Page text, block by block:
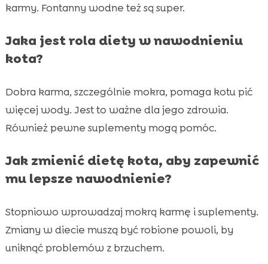
karmy. Fontanny wodne też są super.
Jaka jest rola diety w nawodnieniu
kota?
Dobra karma, szczególnie mokra, pomaga kotu pić
więcej wody. Jest to ważne dla jego zdrowia.
Również pewne suplementy mogą pomóc.
Jak zmienić dietę kota, aby zapewnić
mu lepsze nawodnienie?
Stopniowo wprowadzaj mokrą karmę i suplementy.
Zmiany w diecie muszą być robione powoli, by
uniknąć problemów z brzuchem.